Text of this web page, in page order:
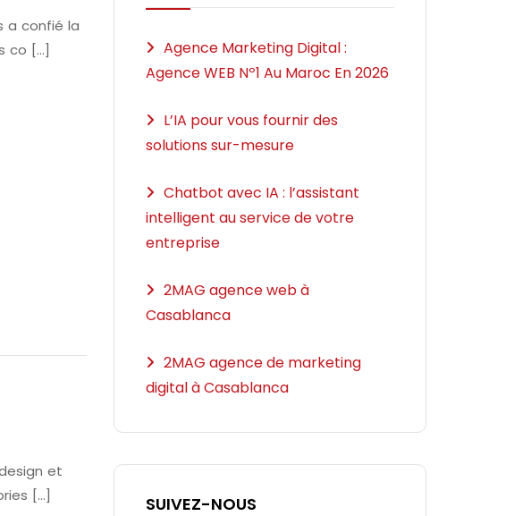
a confié la
co [...]
et
[...]
Agence Marketing Digital :
Agence WEB Nº1 Au Maroc En 2026
L’IA pour vous fournir des
solutions sur-mesure
Chatbot avec IA : l’assistant
intelligent au service de votre
entreprise
2MAG agence web à
Casablanca
2MAG agence de marketing
digital à Casablanca
SUIVEZ-NOUS